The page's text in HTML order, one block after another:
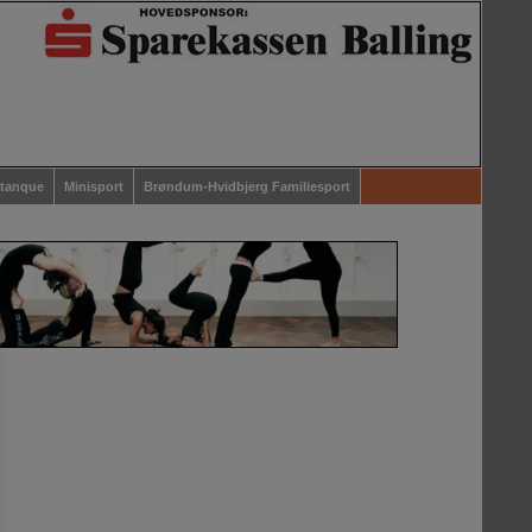
Minisport Brøndum-Hvidbjerg Familiesport